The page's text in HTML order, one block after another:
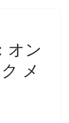
オン
メ